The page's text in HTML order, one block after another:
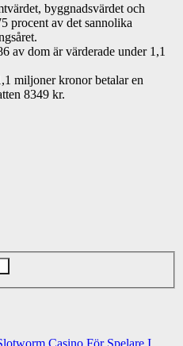
byggnadsvärdet och
procent av det sannolika
av dom är värderade under 1,1
miljoner kronor betalar en
8349 kr.